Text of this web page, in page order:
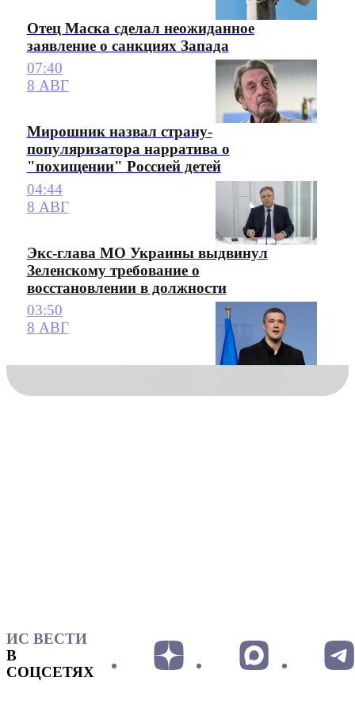
Отец Маска сделал неожиданное
заявление о санкциях Запада
07:40
8 АВГ
Мирошник назвал страну-
популяризатора нарратива о
"похищении" Россией детей
04:44
8 АВГ
Экс-глава МО Украины выдвинул
Зеленскому требование о
восстановлении в должности
03:50
8 АВГ
ИС ВЕСТИ
В
СОЦСЕТЯХ